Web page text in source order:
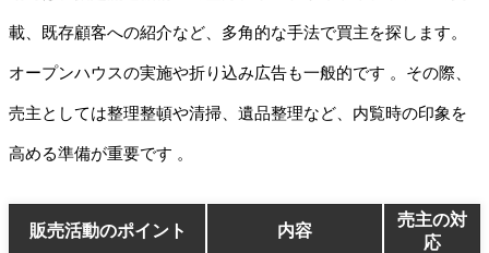
載、既存顧客への紹介など、多角的な手法で買主を探します。
オープンハウスの実施や折り込み広告も一般的です 。その際、
売主としては整理整頓や清掃、遺品整理など、内覧時の印象を
高める準備が重要です 。
販売活動のポイント 内容
売主の対
応